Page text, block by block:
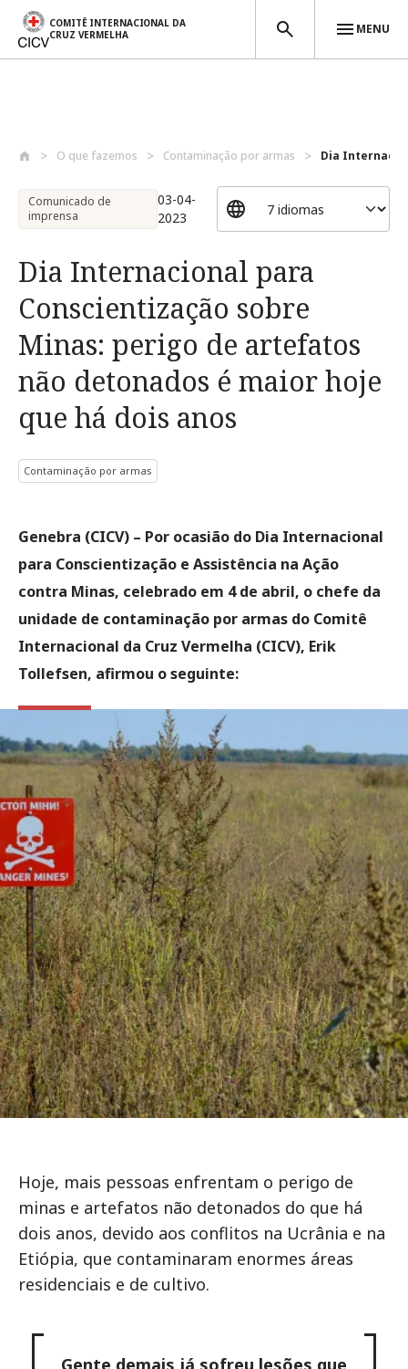
COMITÊ INTERNACIONAL DA
CRUZ VERMELHA
MENU
O que fazemos Contaminação por armas Dia
Comunicado de
imprensa
03-04-
2023
Dia Internacional para
Conscientização sobre
Minas: perigo de artefatos
não detonados é maior hoje
que há dois anos
Contaminação por armas
Genebra (CICV) – Por ocasião do Dia Internacional
para Conscientização e Assistência na Ação
contra Minas, celebrado em 4 de abril, o chefe da
unidade de contaminação por armas do Comitê
Internacional da Cruz Vermelha (CICV), Erik
Tollefsen, afirmou o seguinte:
Hoje, mais pessoas enfrentam o perigo de
minas e artefatos não detonados do que há
dois anos, devido aos conflitos na Ucrânia e na
Etiópia, que contaminaram enormes áreas
residenciais e de cultivo.
Gente demais já sofreu lesões que